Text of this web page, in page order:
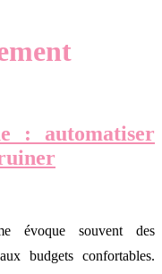
: automatiser
évoque souvent des
budgets confortables.